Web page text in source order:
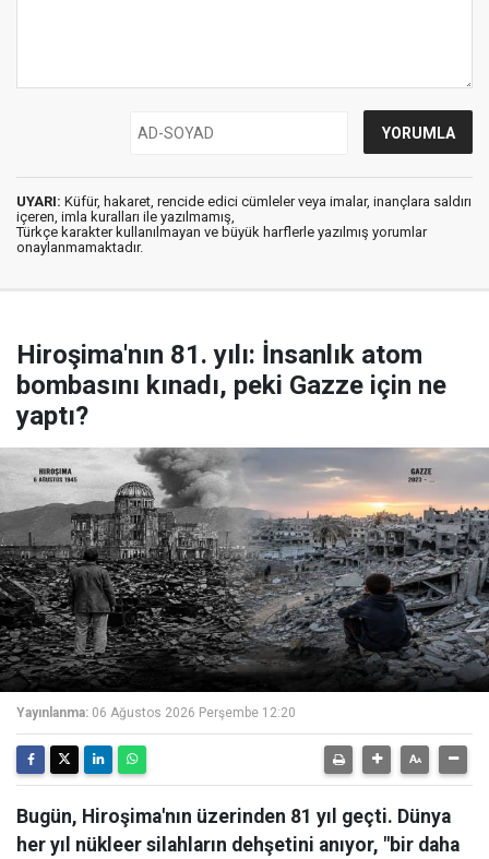
UYARI: Küfür, hakaret, rencide edici cümleler veya imalar, inançlara saldırı
içeren, imla kuralları ile yazılmamış,
Türkçe karakter kullanılmayan ve büyük harflerle yazılmış yorumlar
onaylanmamaktadır.
Hiroşima'nın 81. yılı: İnsanlık atom
bombasını kınadı, peki Gazze için ne
yaptı?
Yayınlanma: 06 Ağustos 2026 Perşembe 12:20
Bugün, Hiroşima'nın üzerinden 81 yıl geçti. Dünya
her yıl nükleer silahların dehşetini anıyor, "bir daha